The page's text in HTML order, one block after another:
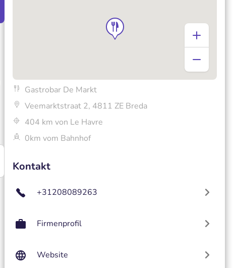
Gastrobar De Markt
Veemarktstraat 2, 4811 ZE Breda
404 km von Le Havre
0km vom Bahnhof
Kontakt
+31208089263
Firmenprofil
Website